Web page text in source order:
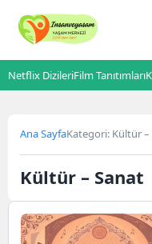
Netflix DizileriFilm Tanıtımları
Ana SayfaKategori: Kültür –
Kültür – Sanat